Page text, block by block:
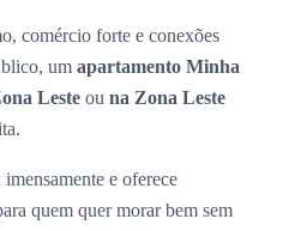
comércio forte e conexões
um apartamento Minha
Leste ou na Zona Leste
e oferece
quem quer morar bem sem